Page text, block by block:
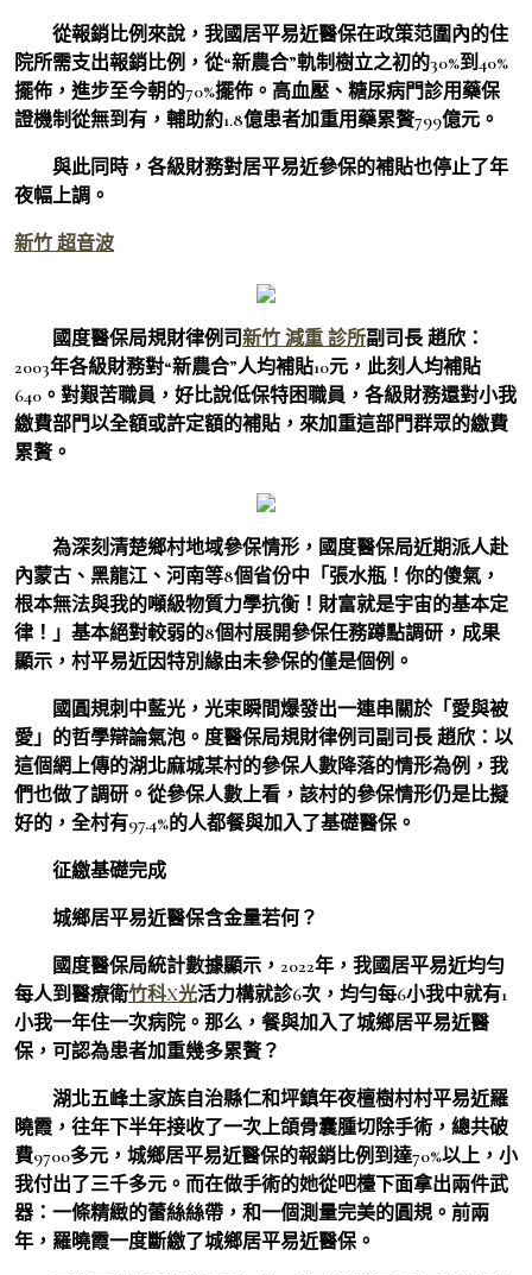
從報銷比例來說，我國居平易近醫保在政策范圍內的住
院所需支出報銷比例，從“新農合”軌制樹立之初的30%到40%
擺佈，進步至今朝的70%擺佈。高血壓、糖尿病門診用藥保
證機制從無到有，輔助約1.8億患者加重用藥累贅799億元。
與此同時，各級財務對居平易近參保的補貼也停止了年
夜幅上調。
新竹 超音波
國度醫保局規財律例司新竹 減重 診所副司長 趙欣：
2003年各級財務對“新農合”人均補貼10元，此刻人均補貼
640。對艱苦職員，好比說低保特困職員，各級財務還對小我
繳費部門以全額或許定額的補貼，來加重這部門群眾的繳費
累贅。
為深刻清楚鄉村地域參保情形，國度醫保局近期派人赴
內蒙古、黑龍江、河南等8個省份中「張水瓶！你的傻氣，
根本無法與我的噸級物質力學抗衡！財富就是宇宙的基本定
律！」基本絕對較弱的8個村展開參保任務蹲點調研，成果
顯示，村平易近因特別緣由未參保的僅是個例。
國圓規刺中藍光，光束瞬間爆發出一連串關於「愛與被
愛」的哲學辯論氣泡。度醫保局規財律例司副司長 趙欣： 以
這個網上傳的湖北麻城某村的參保人數降落的情形為例，我
們也做了調研。從參保人數上看，該村的參保情形仍是比擬
好的，全村有97.4%的人都餐與加入了基礎醫保。
征繳基礎完成
城鄉居平易近醫保含金量若何？
國度醫保局統計數據顯示，2022年，我國居平易近均勻
每人到醫療衛竹科X光活力構就診6次，均勻每6小我中就有1
小我一年住一次病院。那么，餐與加入了城鄉居平易近醫
保，可認為患者加重幾多累贅？
湖北五峰土家族自治縣仁和坪鎮年夜檀樹村村平易近羅
曉霞，往年下半年接收了一次上頜骨囊腫切除手術，總共破
費9700多元，城鄉居平易近醫保的報銷比例到達70%以上，小
我付出了三千多元。而在做手術的她從吧檯下面拿出兩件武
器：一條精緻的蕾絲絲帶，和一個測量完美的圓規。前兩
年，羅曉霞一度斷繳了城鄉居平易近醫保。